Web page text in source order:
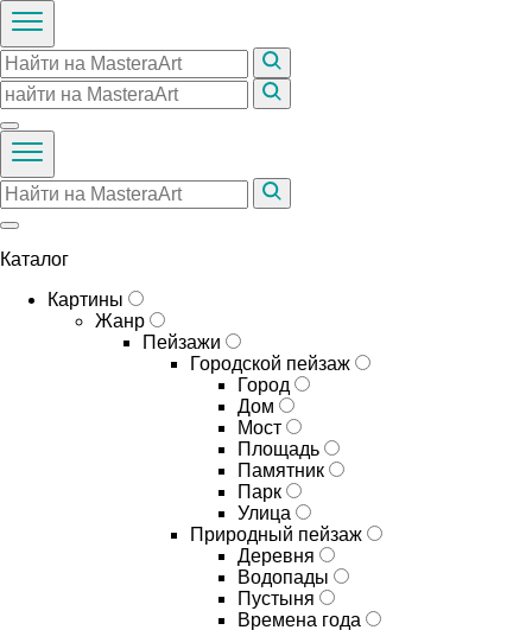
Каталог
Картины
Жанр
Пейзажи
Городской пейзаж
Город
Дом
Мост
Площадь
Памятник
Парк
Улица
Природный пейзаж
Деревня
Водопады
Пустыня
Времена года